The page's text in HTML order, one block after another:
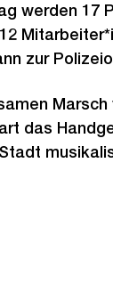
werden 17
zur
das